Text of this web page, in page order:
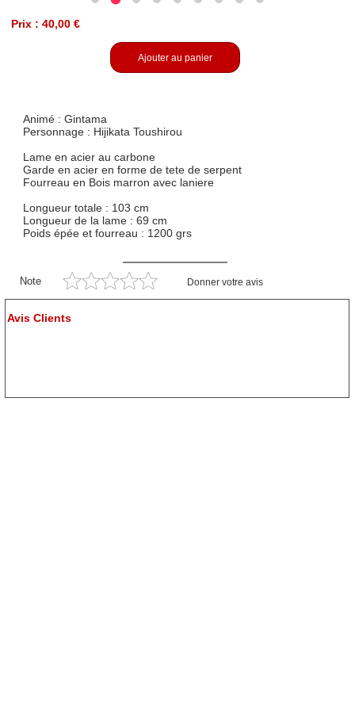
Prix : 40,00 €
Ajouter au panier
Animé : Gintama
Personnage : Hijikata Toushirou
Lame en acier au carbone
Garde en acier en forme de tete de serpent
Fourreau en Bois marron avec laniere
Longueur totale : 103 cm
Longueur de la lame : 69 cm
Poids épée et fourreau : 1200 grs
Note Donner votre avis
Avis Clients